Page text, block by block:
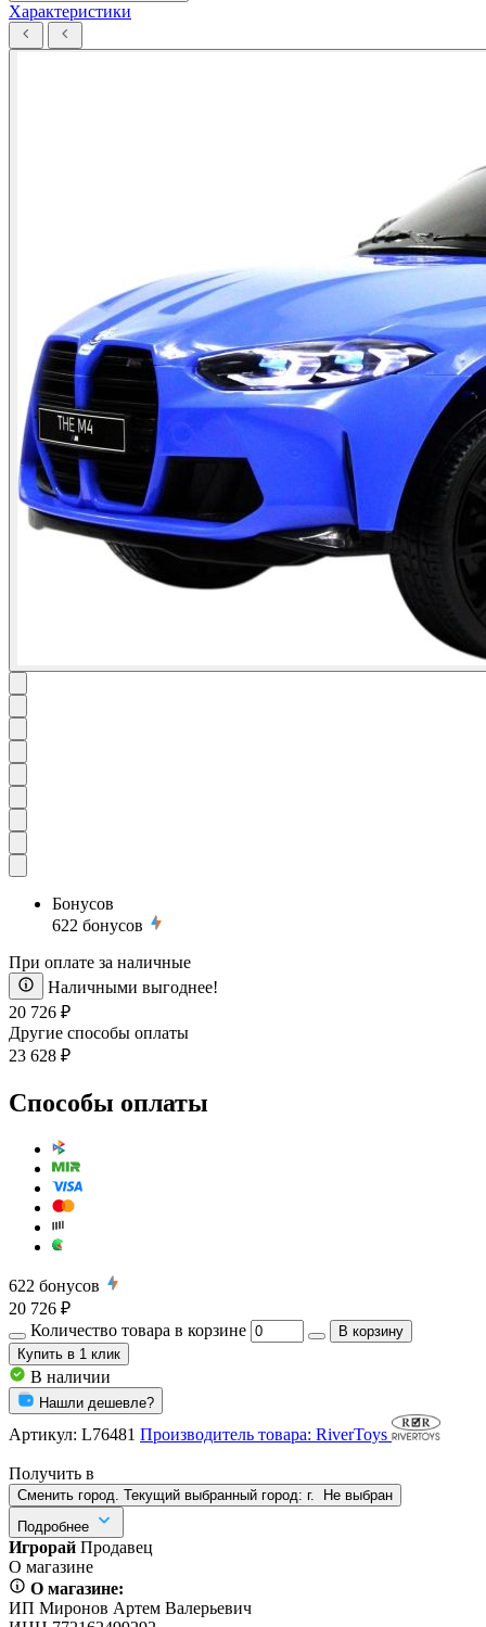
Характеристики
Бонусов
622 бонусов
При оплате за наличные
Наличными выгоднее!
20 726 ₽
Другие способы оплаты
23 628 ₽
Способы оплаты
622 бонусов
20 726 ₽
Количество товара в корзине
В корзину
Купить в 1 клик
В наличии
Нашли дешевле?
Артикул: L76481 Производитель товара: RiverToys
Получить в
Сменить город. Текущий выбранный город: г.
Не выбран
Подробнее
Игрорай Продавец
О магазине
О магазине:
ИП Миронов Артем Валерьевич